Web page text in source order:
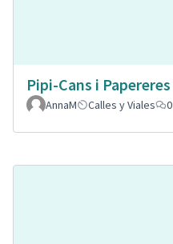
Pipi-Cans i Papereres
AnnaM
Calles y Viales 0